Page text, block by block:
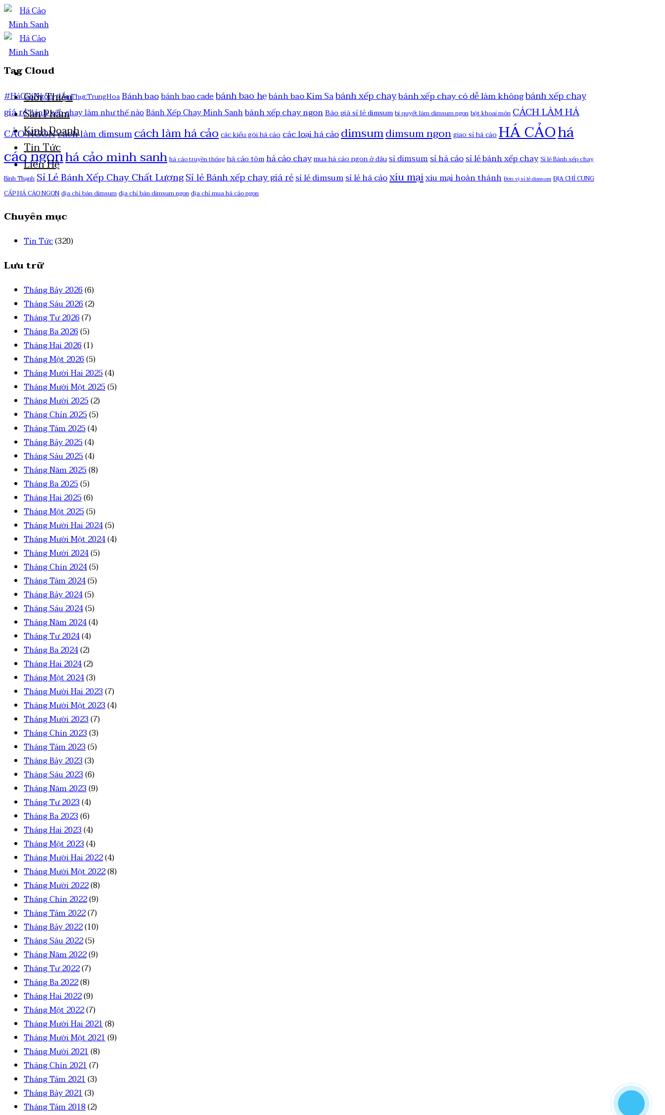
Giới Thiệu
Sản Phẩm
Kinh Doanh
Tin Tức
Liên Hệ
Tag Cloud
#HáCảoNgon#ẨmThựcTrungHoaBánh baobánh bao cadebánh bao hẹbánh bao Kim Sabánh xếp chaybánh xếp chay có dễ làm khôngbánh xếp chay
giá rẻbánh xếp chay làm như thế nàoBánh Xếp Chay Minh Sanhbánh xếp chay ngonBáo giá sỉ lẻ dimsumbí quyết làm dimsum ngonbột khoai mônCÁCH LÀM HÁ
CẢO NGONcách làm dimsumcách làm há cảocác kiểu gói há cảocác loại há cảodimsumdimsum ngongiao sỉ há cảoHÁ CẢOhá
cáo ngonhá cảo minh sanhhá cảo truyền thốnghá cảo tômhả cảo chaymua há cảo ngon ở đâusỉ dimsumsỉ há cảosỉ lẻ bánh xếp chaySỉ lẻ Bánh xếp chay
Bình ThạnhSỉ Lẻ Bánh Xếp Chay Chất LượngSỉ lẻ Bánh xếp chay giá rẻsỉ lẻ dimsumsỉ lẻ há cảoxíu mạixíu mại hoàn thánh Đơn vị sỉ lẻ dimsum ĐỊA CHỈ CUNG
CẤP HẢ CÁO NGONđịa chỉ bán dimsumđịa chỉ bán dimsum ngonđịa chỉ mua há cảo ngon
Chuyên mục
Tin Tức(320)
Lưu trữ
Tháng Bảy 2026(6)
Tháng Sáu 2026(2)
Tháng Tư 2026(7)
Tháng Ba 2026(5)
Tháng Hai 2026(1)
Tháng Một 2026(5)
Tháng Mười Hai 2025(4)
Tháng Mười Một 2025(5)
Tháng Mười 2025(2)
Tháng Chín 2025(5)
Tháng Tám 2025(4)
Tháng Bảy 2025(4)
Tháng Sáu 2025(4)
Tháng Năm 2025(8)
Tháng Ba 2025(5)
Tháng Hai 2025(6)
Tháng Một 2025(5)
Tháng Mười Hai 2024(5)
Tháng Mười Một 2024(4)
Tháng Mười 2024(5)
Tháng Chín 2024(5)
Tháng Tám 2024(5)
Tháng Bảy 2024(5)
Tháng Sáu 2024(5)
Tháng Năm 2024(4)
Tháng Tư 2024(4)
Tháng Ba 2024(2)
Tháng Hai 2024(2)
Tháng Một 2024(3)
Tháng Mười Hai 2023(7)
Tháng Mười Một 2023(4)
Tháng Mười 2023(7)
Tháng Chín 2023(3)
Tháng Tám 2023(5)
Tháng Bảy 2023(3)
Tháng Sáu 2023(6)
Tháng Năm 2023(9)
Tháng Tư 2023(4)
Tháng Ba 2023(6)
Tháng Hai 2023(4)
Tháng Một 2023(4)
Tháng Mười Hai 2022(4)
Tháng Mười Một 2022(8)
Tháng Mười 2022(8)
Tháng Chín 2022(9)
Tháng Tám 2022(7)
Tháng Bảy 2022(10)
Tháng Sáu 2022(5)
Tháng Năm 2022(9)
Tháng Tư 2022(7)
Tháng Ba 2022(8)
Tháng Hai 2022(9)
Tháng Một 2022(7)
Tháng Mười Hai 2021(8)
Tháng Mười Một 2021(9)
Tháng Mười 2021(8)
Tháng Chín 2021(7)
Tháng Tám 2021(3)
Tháng Bảy 2021(3)
Tháng Tám 2018(2)